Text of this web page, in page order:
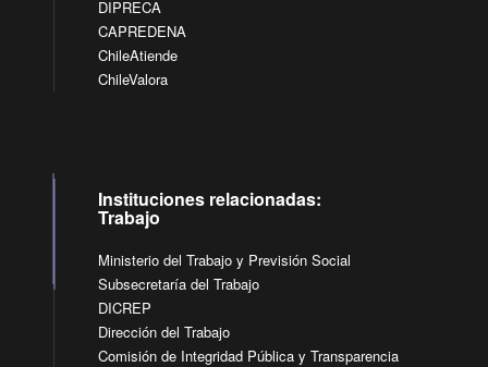
DIPRECA
CAPREDENA
ChileAtiende
ChileValora
Instituciones relacionadas:
Trabajo
Ministerio del Trabajo y Previsión Social
Subsecretaría del Trabajo
DICREP
Dirección del Trabajo
Comisión de Integridad Pública y Transparencia